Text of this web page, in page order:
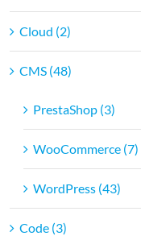
Cloud (2)
CMS (48)
PrestaShop (3)
WooCommerce (7)
WordPress (43)
Code (3)